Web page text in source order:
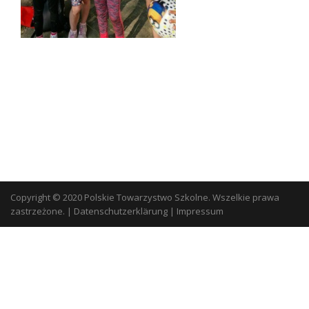
Copyright © 2020 Polskie Towarzystwo Szkolne. Wszelkie prawa
zastrzeżone. | Datenschutzerklärung | Impressum